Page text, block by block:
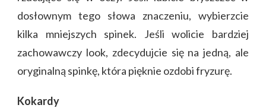
dosłownym tego słowa znaczeniu, wybierzcie
kilka mniejszych spinek. Jeśli wolicie bardziej
zachowawczy look, zdecydujcie się na jedną, ale
oryginalną spinkę, która pięknie ozdobi fryzurę.
Kokardy